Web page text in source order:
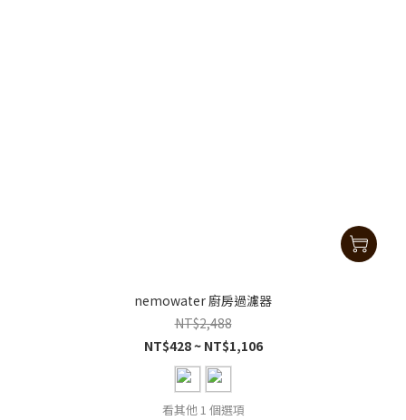
nemowater 廚房過濾器
NT$2,488
NT$428 ~ NT$1,106
看其他 1 個選項